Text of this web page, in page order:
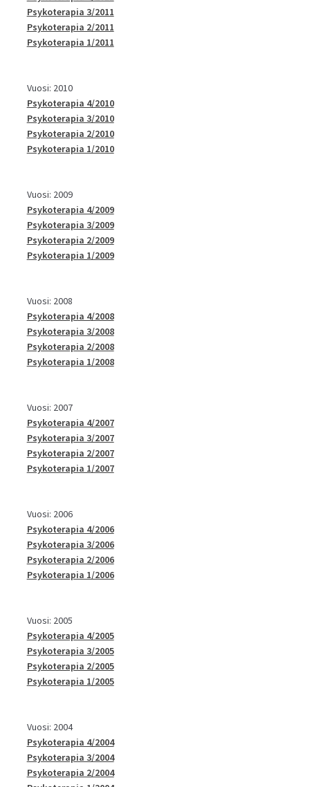
Psykoterapia 3/2011
Psykoterapia 2/2011
Psykoterapia 1/2011
Vuosi: 2010
Psykoterapia 4/2010
Psykoterapia 3/2010
Psykoterapia 2/2010
Psykoterapia 1/2010
Vuosi: 2009
Psykoterapia 4/2009
Psykoterapia 3/2009
Psykoterapia 2/2009
Psykoterapia 1/2009
Vuosi: 2008
Psykoterapia 4/2008
Psykoterapia 3/2008
Psykoterapia 2/2008
Psykoterapia 1/2008
Vuosi: 2007
Psykoterapia 4/2007
Psykoterapia 3/2007
Psykoterapia 2/2007
Psykoterapia 1/2007
Vuosi: 2006
Psykoterapia 4/2006
Psykoterapia 3/2006
Psykoterapia 2/2006
Psykoterapia 1/2006
Vuosi: 2005
Psykoterapia 4/2005
Psykoterapia 3/2005
Psykoterapia 2/2005
Psykoterapia 1/2005
Vuosi: 2004
Psykoterapia 4/2004
Psykoterapia 3/2004
Psykoterapia 2/2004